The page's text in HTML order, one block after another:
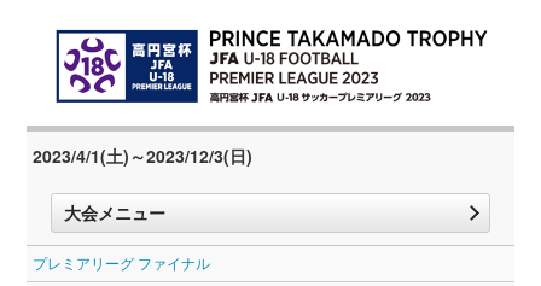
2023/4/1(土)～2023/12/3(日)
大会メニュー
プレミアリーグ ファイナル